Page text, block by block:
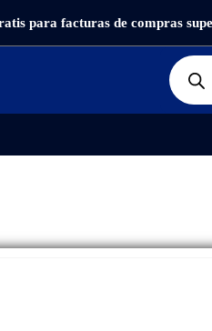
para facturas de compras
REPUESTOS, BATERÍAS